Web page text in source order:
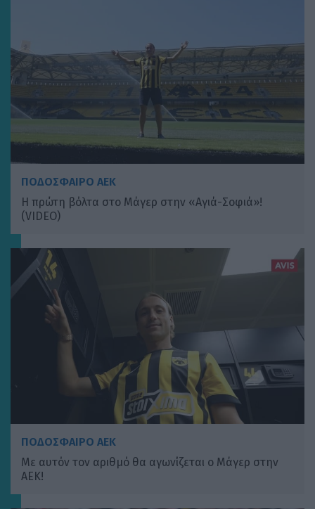
ΠΟΔΟΣΦΑΙΡΟ ΑΕΚ
Η πρώτη βόλτα στο Μάγερ στην «Αγιά-Σοφιά»!
(VIDEO)
ΠΟΔΟΣΦΑΙΡΟ ΑΕΚ
Με αυτόν τον αριθμό θα αγωνίζεται ο Μάγερ στην
ΑΕΚ!